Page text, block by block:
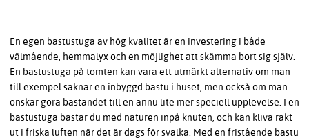
En egen bastustuga av hög kvalitet är en investering i både
välmående, hemmalyx och en möjlighet att skämma bort sig själv.
En bastustuga på tomten kan vara ett utmärkt alternativ om man
till exempel saknar en inbyggd bastu i huset, men också om man
önskar göra bastandet till en ännu lite mer speciell upplevelse. I en
bastustuga bastar du med naturen inpå knuten, och kan kliva rakt
ut i friska luften när det är dags för svalka. Med en fristående bastu